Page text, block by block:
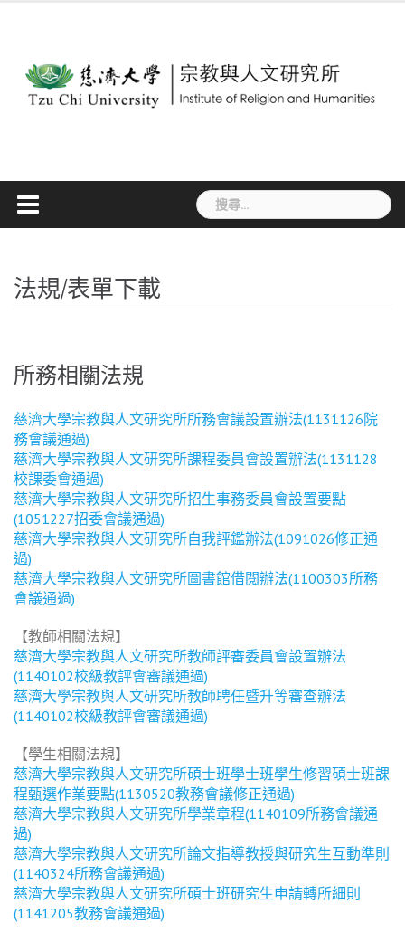
搜
尋
法規/表單下載
所務相關法規
慈濟大學宗教與人文研究所所務會議設置辦法(1131126院
務會議通過)
慈濟大學宗教與人文研究所課程委員會設置辦法(1131128
校課委會通過)
慈濟大學宗教與人文研究所招生事務委員會設置要點
(1051227招委會議通過)
慈濟大學宗教與人文研究所自我評鑑辦法(1091026修正通
過)
慈濟大學宗教與人文研究所圖書館借閱辦法(1100303所務
會議通過)
【教師相關法規】
慈濟大學宗教與人文研究所教師評審委員會設置辦法
(1140102校級教評會審議通過)
慈濟大學宗教與人文研究所教師聘任暨升等審查辦法
(1140102校級教評會審議通過)
【學生相關法規】
慈濟大學宗教與人文研究所碩士班學士班學生修習碩士班課
程甄選作業要點(1130520教務會議修正通過)
慈濟大學宗教與人文研究所學業章程(1140109所務會議通
過)
慈濟大學宗教與人文研究所論文指導教授與研究生互動準則
(1140324所務會議通過)
慈濟大學宗教與人文研究所碩士班研究生申請轉所細則
(1141205教務會議通過)